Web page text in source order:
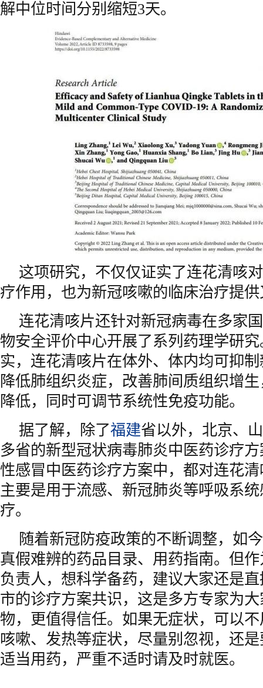
解中位时间分别缩短3天。
这项研究，不仅仅证实了连花清咳
疗作用，也为新冠咳嗽的临床治疗提
连花清咳片还针对新冠病毒在多家
物安全评价中心开展了系列药理学研
实，连花清咳片在体外、体内均可抑
降低肺组织炎症，改善肺间质组织增
降低，同时可调节系统性免疫功能。
据了解，除了福建省以外，北京、
多省的新型冠状病毒肺炎中医药诊疗
性感冒中医药诊疗方案中，都对连花
主要是用于流感、新冠肺炎等呼吸系
疗。
随着新冠防疫政策的不断调整，如
真假难辨的药品目录、用药指南。但
负责人，想科学备药，建议大家还是
市的诊疗方案共识，这是多方专家为
物，更值得信任。如果无症状，可以
咳嗽、发热等症状，尽量别忽视，还
适当用药，严重不适时请及时就医。